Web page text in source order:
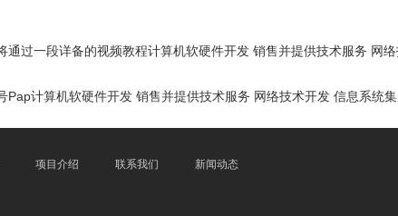
通过一段详备的视频教程计算机软硬件开发 销售并提供技术服务 网
Pap计算机软硬件开发 销售并提供技术服务 网络技术开发 信息系统
项目介绍 联系我们 新闻动态